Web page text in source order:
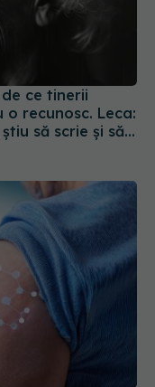
recunosc. Leca:
să scrie și să
la poli diferiți